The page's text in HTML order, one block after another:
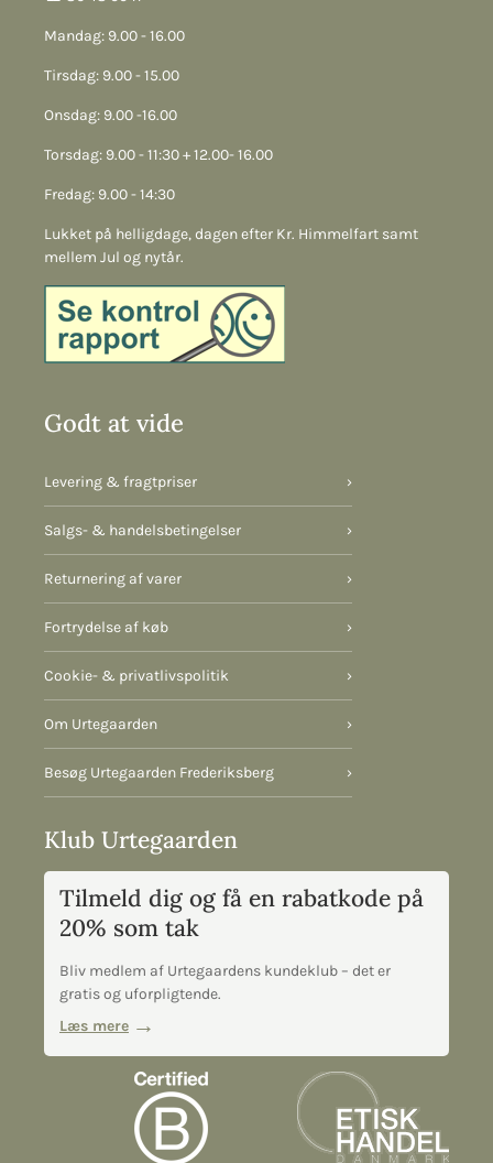
Mandag: 9.00 - 16.00
Tirsdag: 9.00 - 15.00
Onsdag: 9.00 -16.00
Torsdag: 9.00 - 11:30 + 12.00- 16.00
Fredag: 9.00 - 14:30
Lukket på helligdage, dagen efter Kr. Himmelfart samt
mellem Jul og nytår.
Godt at vide
Levering & fragtpriser ›
Salgs- & handelsbetingelser ›
Returnering af varer ›
Fortrydelse af køb ›
Cookie- & privatlivspolitik ›
Om Urtegaarden ›
Besøg Urtegaarden Frederiksberg ›
Klub Urtegaarden
Tilmeld dig og få en rabatkode på
20% som tak
Bliv medlem af Urtegaardens kundeklub – det er
gratis og uforpligtende.
Læs mere